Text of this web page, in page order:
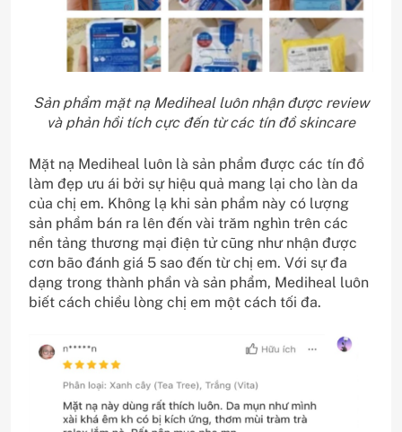
Sản phẩm mặt nạ Mediheal luôn nhận được review
và phản hồi tích cực đến từ các tín đồ skincare
Mặt nạ Mediheal luôn là sản phẩm được các tín đồ
làm đẹp ưu ái bởi sự hiệu quả mang lại cho làn da
của chị em. Không lạ khi sản phẩm này có lượng
sản phẩm bán ra lên đến vài trăm nghìn trên các
nền tảng thương mại điện tử cũng như nhận được
cơn bão đánh giá 5 sao đến từ chị em. Với sự đa
dạng trong thành phần và sản phẩm, Mediheal luôn
biết cách chiều lòng chị em một cách tối đa.